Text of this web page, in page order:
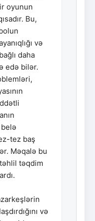
oyunun
Bu,
və
daha
edə bilər.
belə
tez baş
Məqalə bu
təqdim
və